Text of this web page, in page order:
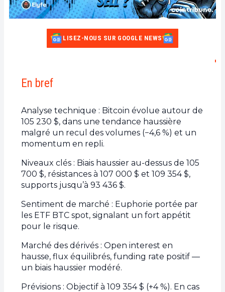
LISEZ-NOUS SUR GOOGLE NEWS
En bref
Analyse technique : Bitcoin évolue autour de
105 230 $, dans une tendance haussière
malgré un recul des volumes (−4,6 %) et un
momentum en repli.
Niveaux clés : Biais haussier au-dessus de 105
700 $, résistances à 107 000 $ et 109 354 $,
supports jusqu’à 93 436 $.
Sentiment de marché : Euphorie portée par
les ETF BTC spot, signalant un fort appétit
pour le risque.
Marché des dérivés : Open interest en
hausse, flux équilibrés, funding rate positif —
un biais haussier modéré.
Prévisions : Objectif à 109 354 $ (+4 %). En cas